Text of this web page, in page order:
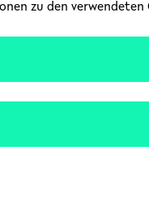
die
Alltagsarbeit
zu den verwendeten